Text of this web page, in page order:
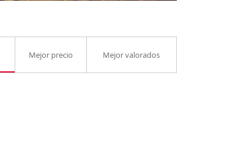
Mejor precio Mejor valorados